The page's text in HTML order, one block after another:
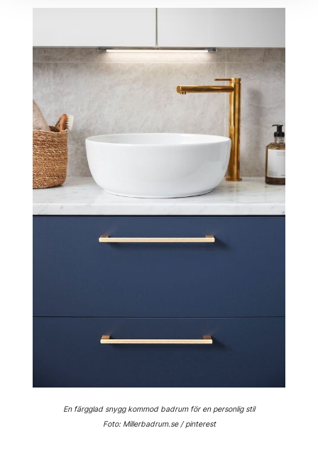
En färgglad snygg kommod badrum för en personlig stil
Foto: Millerbadrum.se / pinterest